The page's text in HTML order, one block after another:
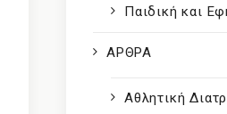
Παιδική και
ΑΡΘΡΑ
Αθλητική